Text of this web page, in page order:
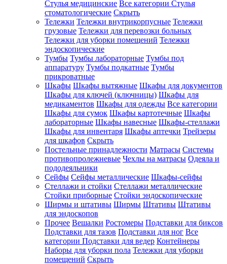
Стулья медицинские Все категории Стулья
стоматологические Скрыть
Тележки Тележки внутрикорпусные Тележки
грузовые Тележки для перевозки больных
Тележки для уборки помещений Тележки
эндоскопические
Тумбы Тумбы лабораторные Тумбы под
аппаратуру Тумбы подкатные Тумбы
прикроватные
Шкафы Шкафы вытяжные Шкафы для документов
Шкафы для ключей (ключницы) Шкафы для
медикаментов Шкафы для одежды Все категории
Шкафы для сумок Шкафы картотечные Шкафы
лабораторные Шкафы навесные Шкафы-стеллажи
Шкафы для инвентаря Шкафы аптечки Трейзеры
для шкафов Скрыть
Постельные принадлежности Матрасы Системы
противопролежневые Чехлы на матрасы Одеяла и
пододеяльники
Сейфы Сейфы металлические Шкафы-сейфы
Стеллажи и стойки Стеллажи металлические
Стойки приборные Стойки эндоскопические
Ширмы и штативы Ширмы Штативы Штативы
для эндоскопов
Прочее Вешалки Ростомеры Подставки для биксов
Подставки для тазов Подставки для ног Все
категории Подставки для ведер Контейнеры
Наборы для уборки пола Тележки для уборки
помещений Скрыть